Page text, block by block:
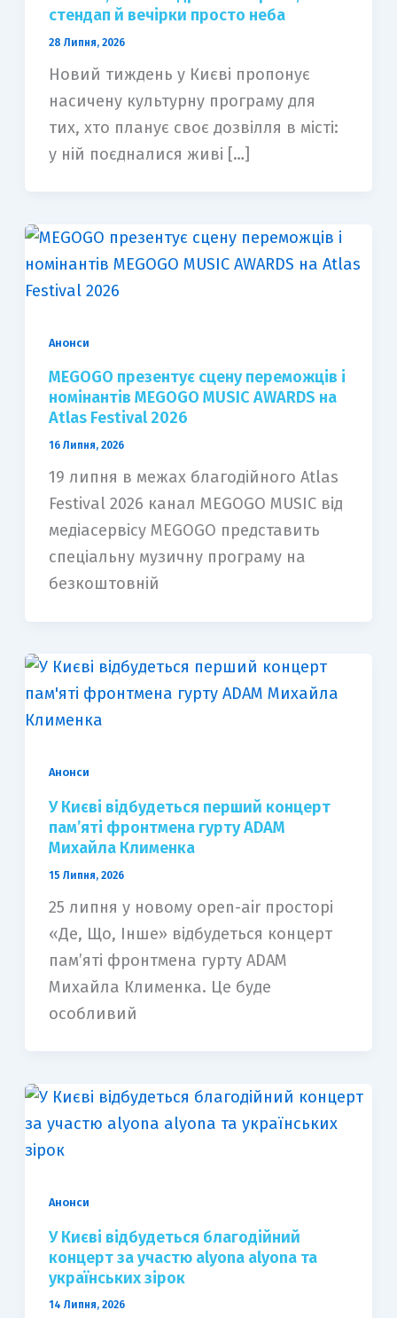
стендап й вечірки просто неба
28 Липня, 2026
Новий тиждень у Києві пропонує
насичену культурну програму для
тих, хто планує своє дозвілля в місті:
у ній поєдналися живі […]
Анонси
MEGOGO презентує сцену переможців і
номінантів MEGOGO MUSIC AWARDS на
Atlas Festival 2026
16 Липня, 2026
19 липня в межах благодійного Atlas
Festival 2026 канал MEGOGO MUSIC від
медіасервісу MEGOGO представить
спеціальну музичну програму на
безкоштовній
Анонси
У Києві відбудеться перший концерт
пам’яті фронтмена гурту ADAM
Михайла Клименка
15 Липня, 2026
25 липня у новому open-air просторі
«Де, Що, Інше» відбудеться концерт
пам’яті фронтмена гурту ADAM
Михайла Клименка. Це буде
особливий
Анонси
У Києві відбудеться благодійний
концерт за участю alyona alyona та
українських зірок
14 Липня, 2026